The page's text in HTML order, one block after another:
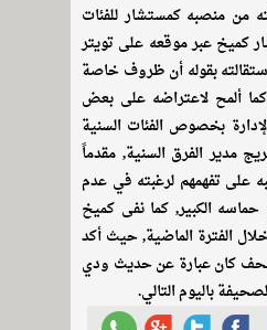
من منصبه كمستشار للفئات
كميخ عبر موقعه على تويتر
بقوله أن ظروف خاصة
ألمح لاعتراضه على بعض
بخصوص الفئات السنية
مدير الفرق السنية, مقدماً
على تفهمهم لرغبته في عدم
حماسه الكبير, كما نفى كميخ
الفترة الماضية, حيث أكد
كان عبارة عن حديث ودي
باليوم التالي.